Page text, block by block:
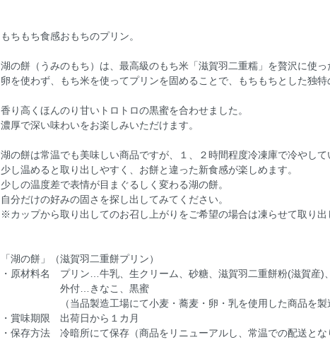
もちもち食感おもちのプリン。
湖の餅（うみのもち）は、最高級のもち米「滋賀羽二重糯」を贅沢に使っ
卵を使わず、もち米を使ってプリンを固めることで、もちもちとした独特
香り高くほんのり甘いトロトロの黒蜜を合わせました。
濃厚で深い味わいをお楽しみいただけます。
湖の餅は常温でも美味しい商品ですが、１、２時間程度冷凍庫で冷やし
少し温めると取り出しやすく、お餅と違った新食感が楽しめます。
少しの温度差で表情が目まぐるしく変わる湖の餅。
自分だけの好みの固さを探し出してみてください。
※カップから取り出してのお召し上がりをご希望の場合は凍らせて取り出
「湖の餅」（滋賀羽二重餅プリン）
・原材料名 プリン…牛乳、生クリーム、砂糖、滋賀羽二重餅粉(滋賀産)
外付…きなこ、黒蜜
（当品製造工場にて小麦・蕎麦・卵・乳を使用した商品を製造
・賞味期限 出荷日から１カ月
・保存方法 冷暗所にて保存（商品をリニューアルし、常温での配送とな